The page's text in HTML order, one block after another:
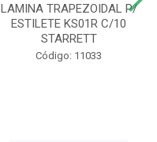
LAMINA TRAPEZOIDAL P/
ESTILETE KS01R C/10
STARRETT
Código: 11033